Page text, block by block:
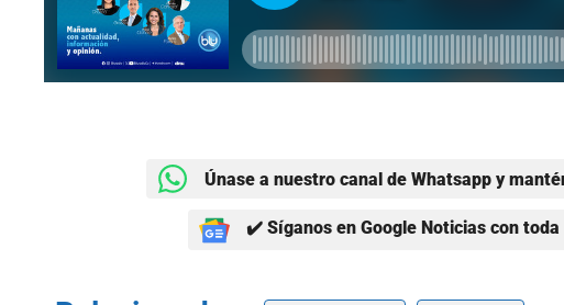
Únase a nuestro canal de Whatsapp y
✔️ Síganos en Google Noticias con